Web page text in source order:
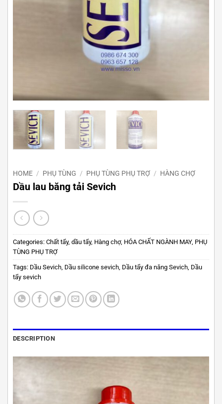
HOME / PHỤ TÙNG / PHỤ TÙNG PHỤ TRỢ / HÀNG CHỢ
Dầu lau băng tải Sevich
Categories: Chất tẩy, dầu tẩy, Hàng chợ, HÓA CHẤT NGÀNH MAY, PHỤ
TÙNG PHỤ TRỢ
Tags: Dầu Sevich, Dầu silicone sevich, Dầu tẩy đa năng Sevich, Dầu
tẩy sevich
DESCRIPTION